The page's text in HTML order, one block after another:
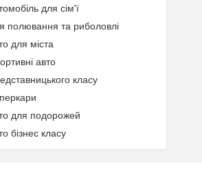
для сім'ї
полювання та риболовлі
для міста
авто
класу
для подорожей
бізнес класу